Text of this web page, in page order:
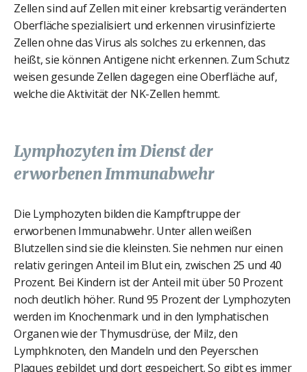
Zellen sind auf Zellen mit einer krebsartig veränderten
Oberfläche spezialisiert und erkennen virusinfizierte
Zellen ohne das Virus als solches zu erkennen, das
heißt, sie können Antigene nicht erkennen. Zum Schutz
weisen gesunde Zellen dagegen eine Oberfläche auf,
welche die Aktivität der NK-Zellen hemmt.
Lymphozyten im Dienst der
erworbenen Immunabwehr
Die Lymphozyten bilden die Kampftruppe der
erworbenen Immunabwehr. Unter allen weißen
Blutzellen sind sie die kleinsten. Sie nehmen nur einen
relativ geringen Anteil im Blut ein, zwischen 25 und 40
Prozent. Bei Kindern ist der Anteil mit über 50 Prozent
noch deutlich höher. Rund 95 Prozent der Lymphozyten
werden im Knochenmark und in den lymphatischen
Organen wie der Thymusdrüse, der Milz, den
Lymphknoten, den Mandeln und den Peyerschen
Plaques gebildet und dort gespeichert. So gibt es immer